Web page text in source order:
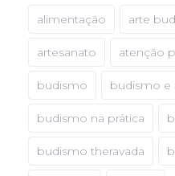
alimentação arte
artesanato atenção
budismo budismo e
budismo na prática
budismo theravada